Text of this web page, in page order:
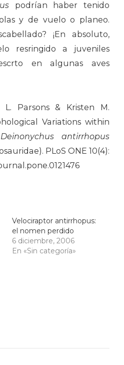
podrían haber tenido
y de vuelo o planeo.
¡En absoluto,
resringido a juveniles
en algunas aves
L. Parsons & Kristen M.
Variations within
Deinonychus antirrhopus
PLoS ONE 10(4):
Velociraptor antirrhopus:
el nomen perdido
6 diciembre, 2006
En «Sin categoría»